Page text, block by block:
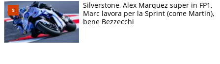
Silverstone, Alex Marquez super in FP1.
Marc lavora per la Sprint (come Martin),
bene Bezzecchi